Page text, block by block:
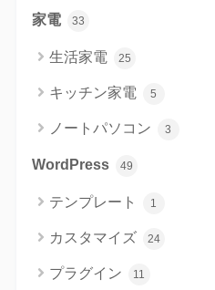
家電 33
生活家電 25
キッチン家電 5
ノートパソコン 3
WordPress 49
テンプレート 1
カスタマイズ 24
プラグイン 11